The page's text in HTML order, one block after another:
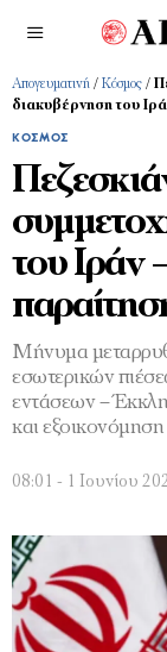
Απογευματινή / Κόσμος /
διακυβέρνηση του
ΚΌΣΜΟΣ
του Ιράν
Μήνυμα
εσωτερικών
εντάσεων –
και εξοικονόμηση
08:01 - 1 Ιουνίου